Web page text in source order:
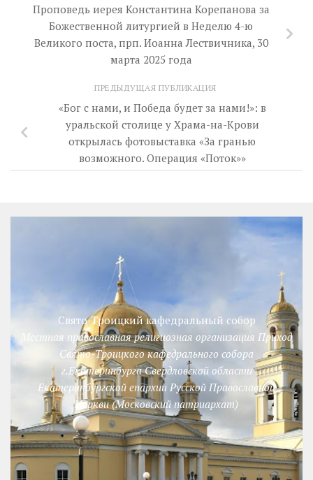
Проповедь иерея Константина Корепанова за
Божественной литургией в Неделю 4-ю
Великого поста, прп. Иоанна Лествичника, 30
марта 2025 года
ПРЕДЫДУЩАЯ ПУБЛИКАЦИЯ
«Бог с нами, и Победа будет за нами!»: в
уральской столице у Храма-на-Крови
открылась фотовыставка «За гранью
возможного. Операция «Поток»»
Свято-Троицкий кафедральный собор
Местная православная религиозная организация Приход
Свято-Троицкого кафедрального собора
г.Екатеринбурга Свердловской области
Екатеринбургской епархии Русской Православной
Церкви (Московский патриархат)